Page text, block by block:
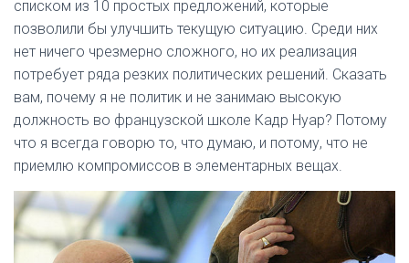
списком из 10 простых предложений, которые
позволили бы улучшить текущую ситуацию. Среди них
нет ничего чрезмерно сложного, но их реализация
потребует ряда резких политических решений. Сказать
вам, почему я не политик и не занимаю высокую
должность во французской школе Кадр Нуар? Потому
что я всегда говорю то, что думаю, и потому, что не
приемлю компромиссов в элементарных вещах.